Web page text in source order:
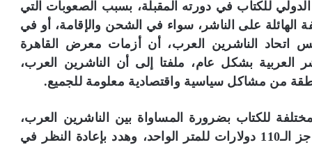
للكتاب في دورته المقبلة، بسبب الصعوبات التي
الهائلة على الناشر، سواء في الشحن والإقامة، أو في
اتحاد الناشرين العرب، أن أزمات معرض القاهرة
بشكل عام، ملفتا إلى أن الناشرين العرب،
من مشاكل سياسية واقتصادية معلومة للجميع.
للكتاب بضرورة المساواة بين الناشرين العرب،
وعدم تجاوز رسوم الاشتراك في أي معرض لحاجز الـ110 دولارات للمتر الواحد، وهدد بإعادة النظر في